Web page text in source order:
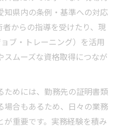
県内の条例・基準への対応
からの指導を受けたり、現
ブ・トレーニング）を活用
ムーズな資格取得につなが
ためには、勤務先の証明書類
場合もあるため、日々の業務
重要です。実務経験を積み